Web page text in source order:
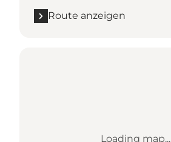
Route anzeigen
Loading map...